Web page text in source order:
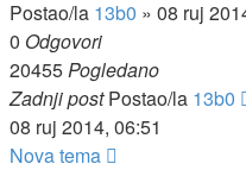
Postao/la 13b0 » 08 ruj
0 Odgovori
20455Pogledano
Zadnji postPostao/la 13b0
08 ruj 2014, 06:51
Nova tema